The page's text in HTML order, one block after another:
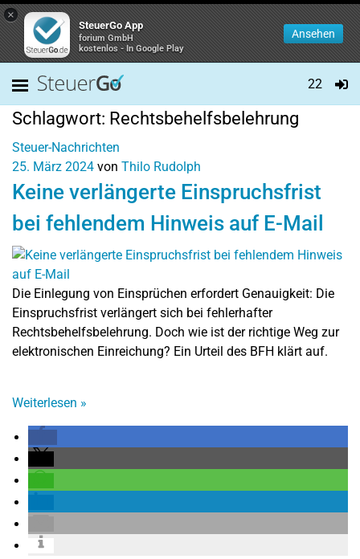
×
SteuerGo App
forium GmbH
kostenlos - In Google Play
Ansehen
22
Schlagwort: Rechtsbehelfsbelehrung
Steuer-Nachrichten
25. März 2024 von Thilo Rudolph
Keine verlängerte Einspruchsfrist
bei fehlendem Hinweis auf E-Mail
Die Einlegung von Einsprüchen erfordert Genauigkeit: Die
Einspruchsfrist verlängert sich bei fehlerhafter
Rechtsbehelfsbelehrung. Doch wie ist der richtige Weg zur
elektronischen Einreichung? Ein Urteil des BFH klärt auf.
Weiterlesen »